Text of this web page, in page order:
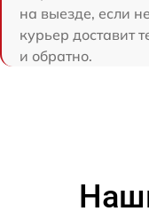
на выезде, если
курьер доставит
и обратно.